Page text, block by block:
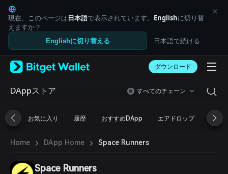
English
日本語
Tiếng Việt
Русский
Español (Latinoamérica)
Italiano
Deutsch
繁體中文
Português (Portugal)
ภาษาไทย
العربية
हिन्दी
現在、このページは日本語で表示されています。 Englishに切り替
えますか？
Englishに切り替える 日本語で続ける
ダウンロード
DAppストア すべてのチェーン
お気に入り 履歴 おすすめDApp エアドロップ DeFi
Home › DApp Home › Space Runners
Space Runners